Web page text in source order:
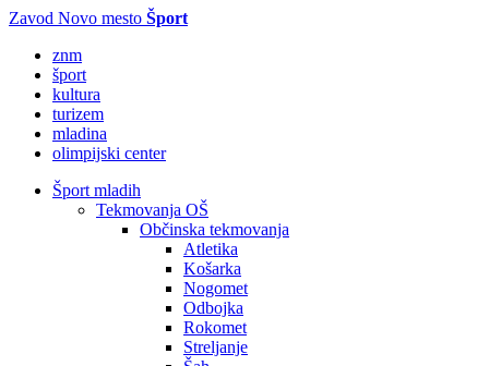
Zavod Novo mesto Šport
znm
šport
kultura
turizem
mladina
olimpijski center
Šport mladih
Tekmovanja OŠ
Občinska tekmovanja
Atletika
Košarka
Nogomet
Odbojka
Rokomet
Streljanje